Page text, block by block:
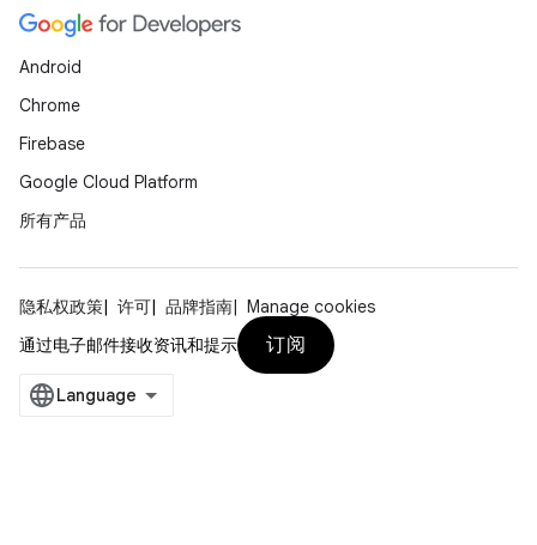
Android
Chrome
Firebase
Google Cloud Platform
所有产品
隐私权政策 许可 品牌指南
Manage cookies
通过电子邮件接收资讯和提示
订阅